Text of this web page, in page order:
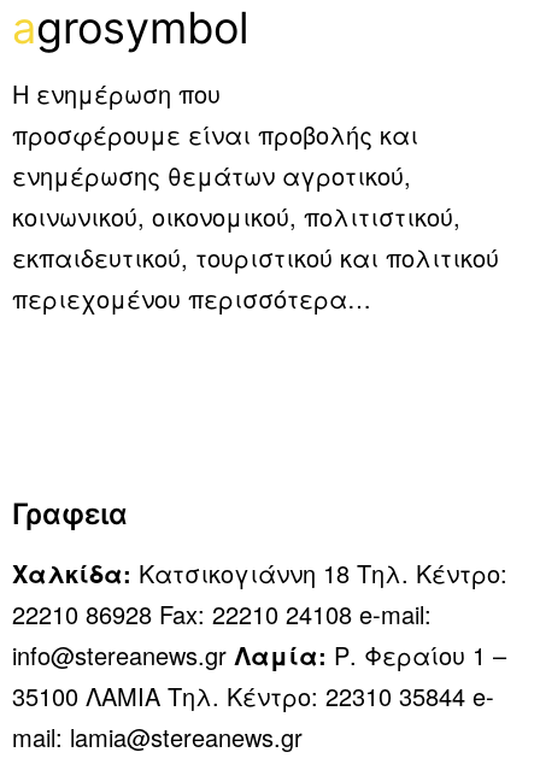
agrosymbol
Η ενημέρωση που
προσφέρουμε είναι προβολής και
ενημέρωσης θεμάτων αγροτικού,
κοινωνικού, οικονομικού, πολιτιστικού,
εκπαιδευτικού, τουριστικού και πολιτικού
περιεχομένου περισσότερα…
Γραφεια
Χαλκίδα: Κατσικογιάννη 18 Τηλ. Κέντρο:
22210 86928 Fax: 22210 24108 e-mail:
info@stereanews.gr Λαμία: Ρ. Φεραίου 1 –
35100 ΛΑΜΙΑ Τηλ. Κέντρο: 22310 35844 e-
mail: lamia@stereanews.gr